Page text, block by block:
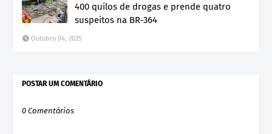
400 quilos de drogas e prende quatro
suspeitos na BR-364
Outubro 04, 2025
POSTAR UM COMENTÁRIO
0 Comentários